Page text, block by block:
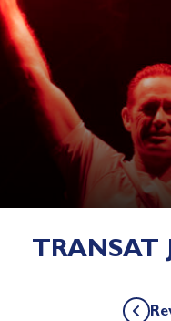
TRANSAT